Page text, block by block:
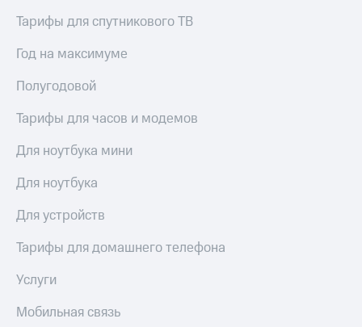
Описание
Уведомление
погашении
облигаций
Другое
Регистратор
Реквизиты
Контакты
развитие
деловая этика
На главную
Тарифы для спутникового ТВ
Год на максимуме
Полугодовой
Тарифы для часов и модемов
Для ноутбука мини
Для ноутбука
Для устройств
Тарифы для домашнего телефона
Услуги
Мобильная связь